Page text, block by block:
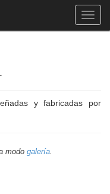
y fabricadas por
modo galería.